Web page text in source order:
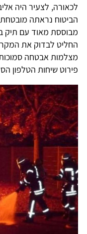
לכאורה, לצעיר היה
הביטוח נראתה
מבוססת מאוד עם תיק
החליט לבדוק את
מצלמות אבטחה
פירוט שיחות הטלפון